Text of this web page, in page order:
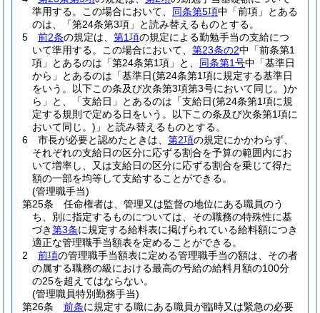
準用する。
この場合において、 同条第5項中「前項」とある
のは、「第24条第3項」と読み替えるものとする。
5
前2条の規定は、 第1項の規定による勤勉手当の支給につ
いて準用する。
この場合において、 第23条の2中「前条第1
項」とあるのは「第24条第1項」と、 同条第1号中「基準日
から」とあるのは「基準日(第24条第1項に規定する基準日
をいう。以下この条及び次条第3項第3号において同じ。)か
ら」と、「支給日」とあるのは「支給日(第24条第1項に規
定する規則で定める日をいう。以下この条及び次条第1項に
おいて同じ。) 」と読み替えるものとする。
6
市長が必要と認めたときは、 第2項の規定にかかわらず、
それぞれの支給日の区分に応ずる割合を予算の範囲内にお
いて増率し、又は支給日の区分に応ずる割合を乗じて得た
額の一部を均等して支給することができる。
(管理職手当)
第25条
任命権者は、管理又は監督の地位にある職員のう
ち、別に指定するものについては、その職務の特殊性に基
づき第3条に規定する給料表に掲げられている給料額につき
適正な管理職手当額表を定めることができる。
2
前項の管理職手当額表に定める管理職手当の額は、その者
の属する職務の級における最高の号給の給料月額の100分
の25を超えてはならない。
(管理職員特別勤務手当)
第26条
前条に規定する職にある職員が臨時又は緊急の必要